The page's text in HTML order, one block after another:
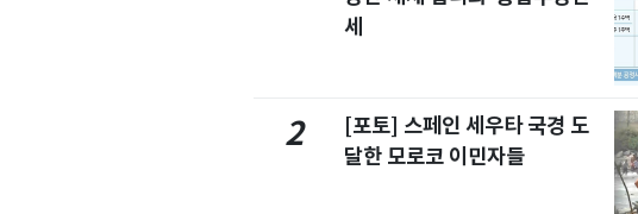
세
2
[포토] 스페인 세우타 국경 도
달한 모로코 이민자들